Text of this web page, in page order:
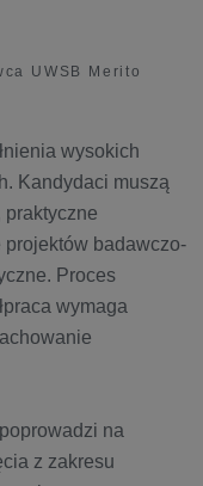
UWSB Merito
wysokich
Kandydaci muszą
praktyczne
badawczo-
Proces
wymaga
na
z zakresu